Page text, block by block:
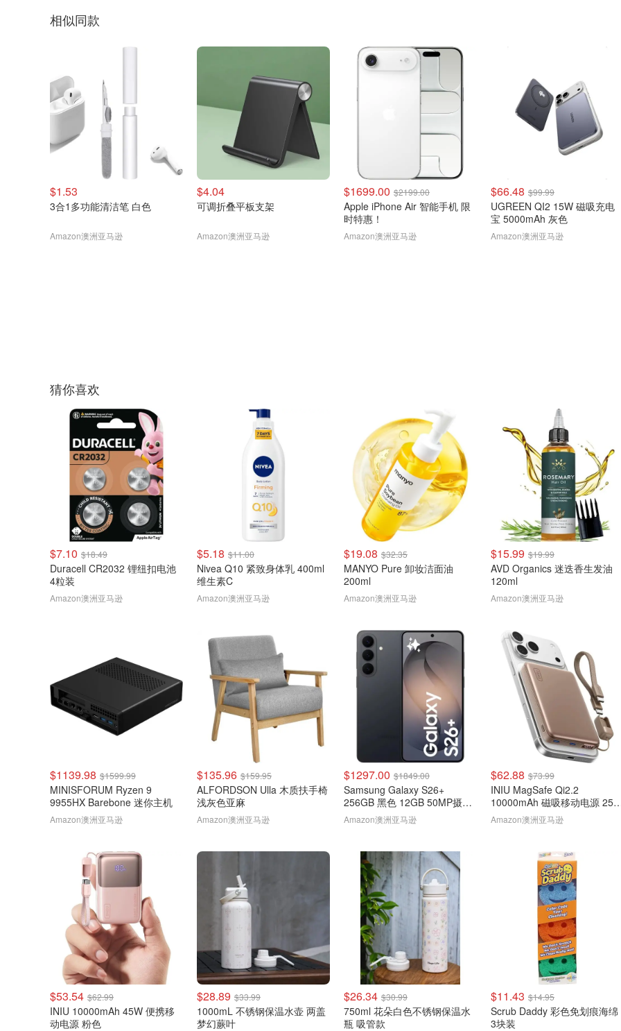
相似同款
$1.53
3合1多功能清洁笔 白色
Amazon澳洲亚马逊
$4.04
可调折叠平板支架
Amazon澳洲亚马逊
$1699.00 $2199.00
Apple iPhone Air 智能手机 限
时特惠！
Amazon澳洲亚马逊
$66.48 $99.99
UGREEN QI2 15W 磁吸充电
宝 5000mAh 灰色
Amazon澳洲亚马逊
猜你喜欢
$7.10 $18.49
Duracell CR2032 锂纽扣电池
4粒装
Amazon澳洲亚马逊
$5.18 $11.00
Nivea Q10 紧致身体乳 400ml
维生素C
Amazon澳洲亚马逊
$19.08 $32.35
MANYO Pure 卸妆洁面油
200ml
Amazon澳洲亚马逊
$15.99 $19.99
AVD Organics 迷迭香生发油
120ml
Amazon澳洲亚马逊
$1139.98 $1599.99
MINISFORUM Ryzen 9
9955HX Barebone 迷你主机
Amazon澳洲亚马逊
$135.96 $159.95
ALFORDSON Ulla 木质扶手椅
浅灰色亚麻
Amazon澳洲亚马逊
$1297.00 $1849.00
Samsung Galaxy S26+
256GB 黑色 12GB 50MP摄像
头
Amazon澳洲亚马逊
$62.88 $73.99
INIU MagSafe Qi2.2
10000mAh 磁吸移动电源
棕色
Amazon澳洲亚马逊
$53.54 $62.99
INIU 10000mAh 45W 便携移
动电源 粉色
$28.89 $33.99
1000mL 不锈钢保温水壶 两盖
梦幻蕨叶
$26.34 $30.99
750ml 花朵白色不锈钢保温水
瓶 吸管款
$11.43 $14.95
Scrub Daddy 彩色免划痕海绵
3块装